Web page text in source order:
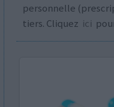
personnelle
tiers. Cliquez ici